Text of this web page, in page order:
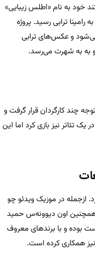
خود به نام «اطلس زیبایی»
ترابی رسید. پروژه
در سال ۹۴ منتشر می‌شود و عکس‌های ترابی
و به به شهرت می‌رسد.
چند کارگردان قرار گرفت و
تئاتر نیز بازی کرد اما این
ازجمله در موزیک ویدئو چو
دگر حامد نیک‌پی در سال ۹۵ و همچنین اون دیوونه‌س حمید
بوده و با برندهای معروف
همکاری کرده است.